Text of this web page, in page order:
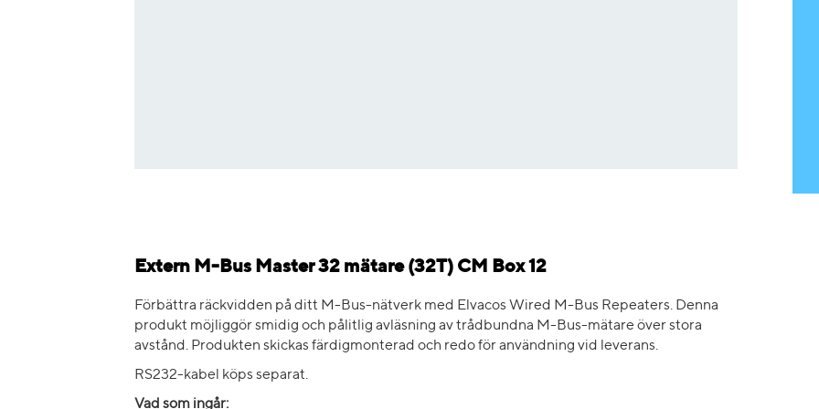
Extern M-Bus Master 32 mätare (32T) CM Box 12
Förbättra räckvidden på ditt M-Bus-nätverk med Elvacos Wired M-Bus Repeaters. Denna
produkt möjliggör smidig och pålitlig avläsning av trådbundna M-Bus-mätare över stora
avstånd. Produkten skickas färdigmonterad och redo för användning vid leverans.
RS232-kabel köps separat.
Vad som ingår: